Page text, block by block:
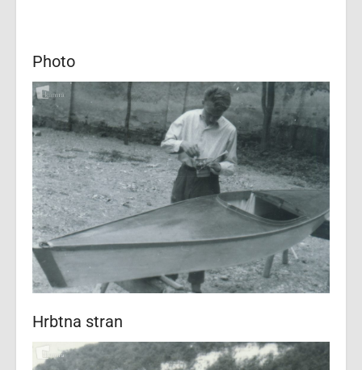
Photo
Hrbtna stran